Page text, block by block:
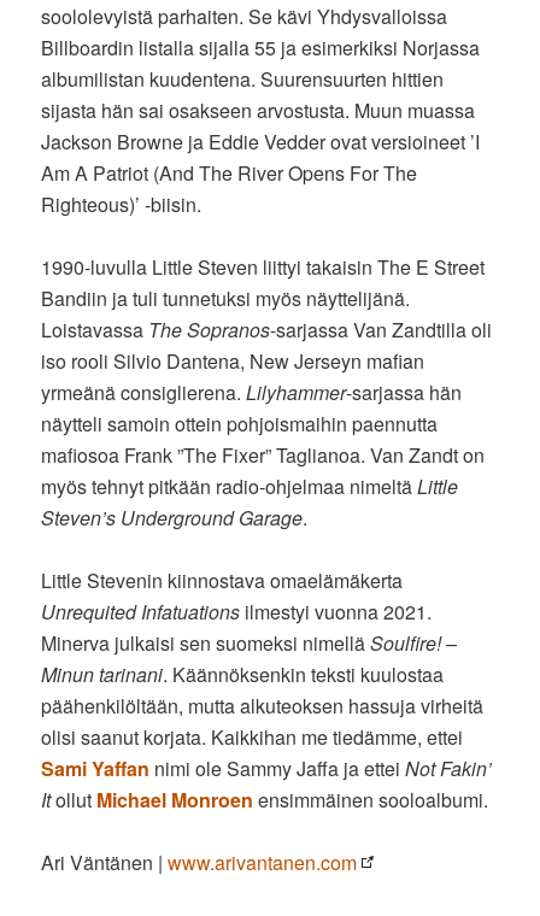
soololevyistä parhaiten. Se kävi Yhdysvalloissa
Billboardin listalla sijalla 55 ja esimerkiksi Norjassa
albumilistan kuudentena. Suurensuurten hittien
sijasta hän sai osakseen arvostusta. Muun muassa
Jackson Browne ja Eddie Vedder ovat versioineet ’I
Am A Patriot (And The River Opens For The
Righteous)’ -biisin.
1990-luvulla Little Steven liittyi takaisin The E Street
Bandiin ja tuli tunnetuksi myös näyttelijänä.
Loistavassa The Sopranos-sarjassa Van Zandtilla oli
iso rooli Silvio Dantena, New Jerseyn mafian
yrmeänä consiglierena.Lilyhammer-sarjassa hän
näytteli samoin ottein pohjoismaihin paennutta
mafiosoa Frank ”The Fixer” Taglianoa. Van Zandt on
myös tehnyt pitkään radio-ohjelmaa nimeltäLittle
Steven’s Underground Garage.
Little Stevenin kiinnostava omaelämäkerta
Unrequited Infatuations ilmestyi vuonna 2021.
Minerva julkaisi sen suomeksi nimelläSoulfire! –
Minun tarinani. Käännöksenkin teksti kuulostaa
päähenkilöltään, mutta alkuteoksen hassuja virheitä
olisi saanut korjata. Kaikkihan me tiedämme, ettei
Sami Yaffan nimi ole Sammy Jaffa ja etteiNot Fakin’
Itollut Michael Monroen ensimmäinen sooloalbumi.
Ari Väntänen |www.arivantanen.com